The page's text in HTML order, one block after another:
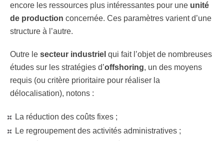
encore les ressources plus intéressantes pour une unité
de production concernée. Ces paramètres varient d’une
structure à l’autre.
Outre le secteur industriel qui fait l’objet de nombreuses
études sur les stratégies d’offshoring, un des moyens
requis (ou critère prioritaire pour réaliser la
délocalisation), notons :
La réduction des coûts fixes ;
Le regroupement des activités administratives ;